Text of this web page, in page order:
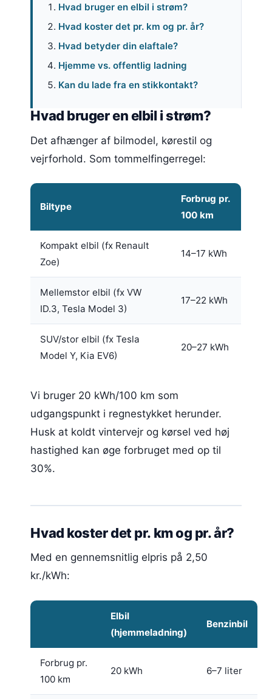
Hvad bruger en elbil i strøm?
Hvad koster det pr. km og pr. år?
Hvad betyder din elaftale?
Hjemme vs. offentlig ladning
Kan du lade fra en stikkontakt?
Hvad bruger en elbil i strøm?
Det afhænger af bilmodel, kørestil og
vejrforhold. Som tommelfingerregel:
Biltype
Forbrug pr.
100 km
Kompakt elbil (fx Renault
Zoe)
14–17 kWh
Mellemstor elbil (fx VW
ID.3, Tesla Model 3)
17–22 kWh
SUV/stor elbil (fx Tesla
Model Y, Kia EV6)
20–27 kWh
Vi bruger 20 kWh/100 km som
udgangspunkt i regnestykket herunder.
Husk at koldt vintervejr og kørsel ved høj
hastighed kan øge forbruget med op til
30%.
Hvad koster det pr. km og pr. år?
Med en gennemsnitlig elpris på 2,50
kr./kWh:
Elbil
(hjemmeladning)
Benzinbil
Forbrug pr.
100 km
20 kWh 6–7 liter